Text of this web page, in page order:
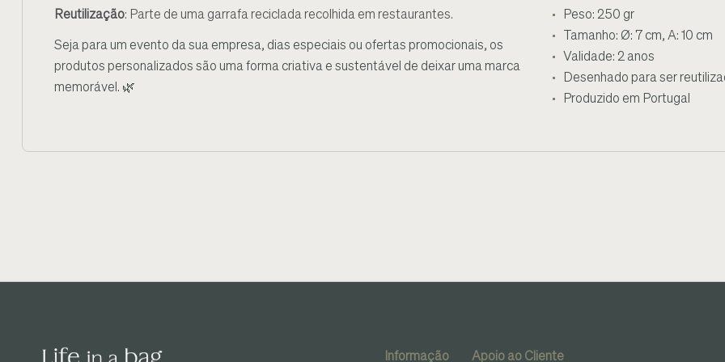
Reutilização: Parte de uma garrafa reciclada recolhida em restaurantes.
Seja para um evento da sua empresa, dias especiais ou ofertas promocionais, os
produtos personalizados são uma forma criativa e sustentável de deixar uma marca
memorável. 🌿
Peso: 250 gr
Tamanho: Ø: 7 cm, A: 10 cm
Validade: 2 anos
Desenhado para ser
Produzido em Portugal
Informação Apoio ao Cliente